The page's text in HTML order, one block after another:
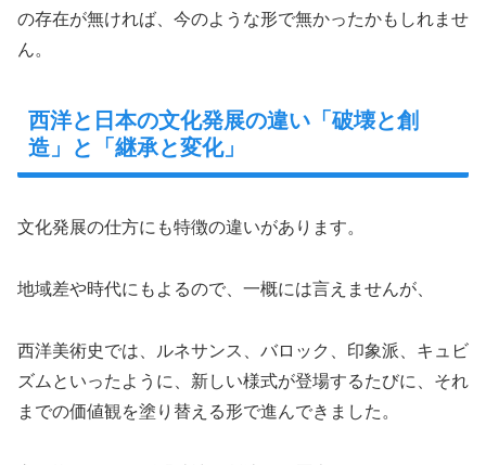
の存在が無ければ、今のような形で無かったかもしれませ
ん。
西洋と日本の文化発展の違い「破壊と創
造」と「継承と変化」
文化発展の仕方にも特徴の違いがあります。
地域差や時代にもよるので、一概には言えませんが、
西洋美術史では、ルネサンス、バロック、印象派、キュビ
ズムといったように、新しい様式が登場するたびに、それ
までの価値観を塗り替える形で進んできました。